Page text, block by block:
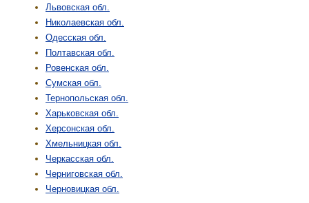
Львовская обл.
Николаевская обл.
Одесская обл.
Полтавская обл.
Ровенская обл.
Сумская обл.
Тернопольская обл.
Харьковская обл.
Херсонская обл.
Хмельницкая обл.
Черкасская обл.
Черниговская обл.
Черновицкая обл.